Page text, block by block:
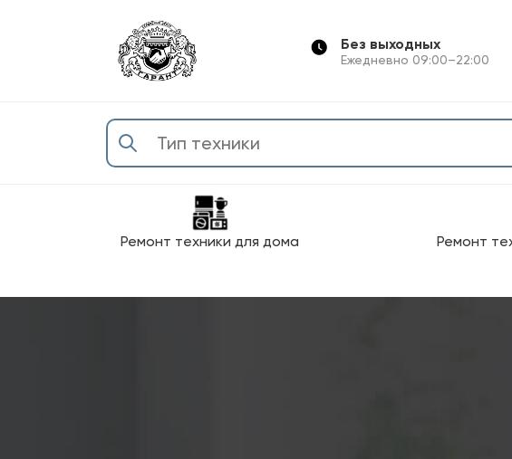
Без выходных
Ежедневно 09:00–22:00
Ремонт техники для дома Ремонт